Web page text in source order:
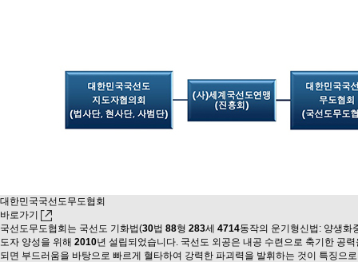
대한민국국선도무도협회
바로가기
국선도무도협회는 국선도 기화법(30법 88형 283세 4714동작의 운기형신법: 양생화
도자 양성을 위해 2010년 설립되었습니다. 국선도 외공은 내공 수련으로 축기한 공
되면 부드러움을 바탕으로 빠르게 혈타하여 강력한 파괴력을 발휘하는 것이 특징으